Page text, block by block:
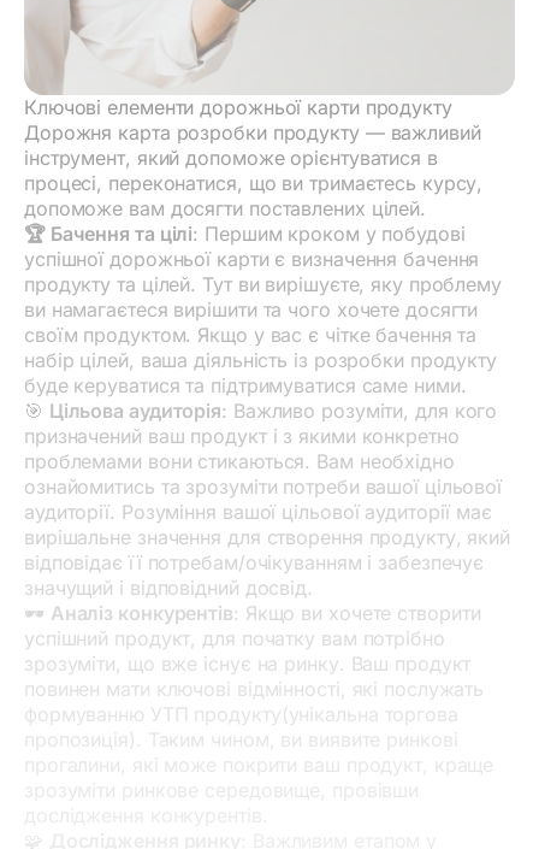
Ключові елементи дорожньої карти продукту
Дорожня карта розробки продукту — важливий
інструмент, який допоможе орієнтуватися в
процесі, переконатися, що ви тримаєтесь курсу,
допоможе вам досягти поставлених цілей.
🏆 Бачення та цілі: Першим кроком у побудові
успішної дорожньої карти є визначення бачення
продукту та цілей. Тут ви вирішуєте, яку проблему
ви намагаєтеся вирішити та чого хочете досягти
своїм продуктом. Якщо у вас є чітке бачення та
набір цілей, ваша діяльність із розробки продукту
буде керуватися та підтримуватися саме ними.
🎯 Цільова аудиторія: Важливо розуміти, для кого
призначений ваш продукт і з якими конкретно
проблемами вони стикаються. Вам необхідно
ознайомитись та зрозуміти потреби вашої цільової
аудиторії. Розуміння вашої цільової аудиторії має
вирішальне значення для створення продукту, який
відповідає її потребам/очікуванням і забезпечує
значущий і відповідний досвід.
🕶️ Аналіз конкурентів: Якщо ви хочете створити
успішний продукт, для початку вам потрібно
зрозуміти, що вже існує на ринку. Ваш продукт
повинен мати ключові відмінності, які послужать
формуванню УТП продукту(унікальна торгова
пропозиція). Таким чином, ви виявите ринкові